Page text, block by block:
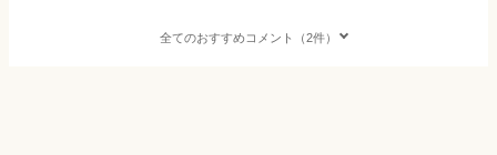
全てのおすすめコメント（2件）